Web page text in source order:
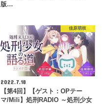
版…
佳原萌枝
2022.7.18
【第4回】【ゲスト：OPテー
マ/Mili】処刑RADIO ～処刑少女